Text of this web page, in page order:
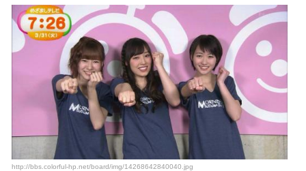
http://bbs.colorful-hp.net/board/img/14268642840040.jpg